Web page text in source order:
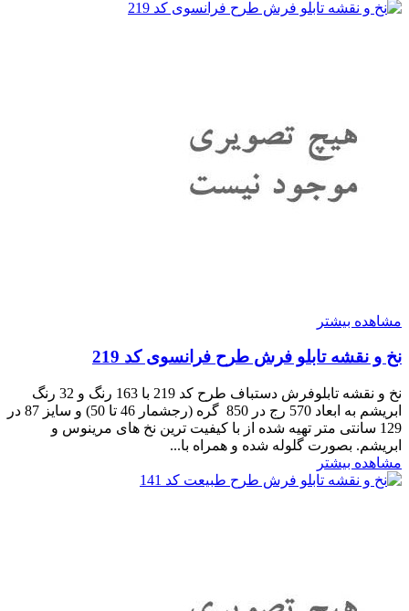
مشاهده بیشتر
نخ و نقشه تابلو فرش طرح فرانسوی کد 219
نخ و نقشه تابلوفرش دستباف طرح کد 219 با 163 رنگ و 32 رنگ
ابریشم به ابعاد 570 رج در 850 گره (رجشمار 46 تا 50) و سایز 87 در
129 سانتی متر تهیه شده از با کیفیت ترین نخ های مرینوس و
ابریشم. بصورت گلوله شده و همراه با...
مشاهده بیشتر